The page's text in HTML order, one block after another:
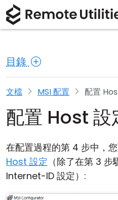
目錄
文檔 MSI 配置 配置
配置 Host 設
在配置過程的第 4 步中，
Host 設定 （除了在第 3 步
Internet-ID 設定）:
產品
安全性
螢幕截圖
版本說明
連接模式
無人值守訪問
活動目錄支援
解決方案
製造與零售
醫療保健
教育與政府
資訊技術
下載
macOS
Linux
iOS/Android
購買
許可證助手
升級您的許可證
支援
文檔
知識庫
關於
新聞稿
寫評論